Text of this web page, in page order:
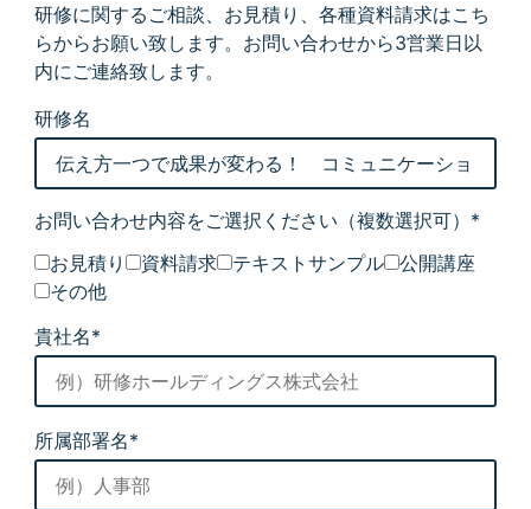
研修に関するご相談、お見積り、各種資料請求はこち
らからお願い致します。お問い合わせから3営業日以
内にご連絡致します。
研修名
お問い合わせ内容をご選択ください （複数選択可）*
お見積り
資料請求 テキストサンプル
公開講座
その他
貴社名*
所属部署名*